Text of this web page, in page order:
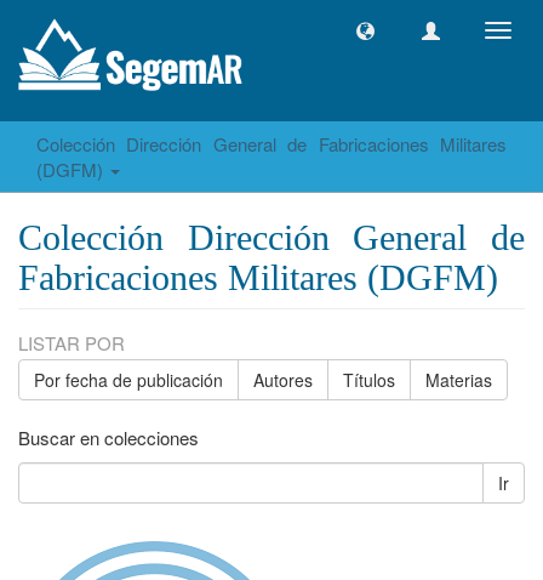
Colección Dirección General de Fabricaciones Militares
(DGFM)
Colección Dirección General de
Fabricaciones Militares (DGFM)
LISTAR POR
Por fecha de publicación Autores Títulos Materias
Buscar en colecciones
Ir